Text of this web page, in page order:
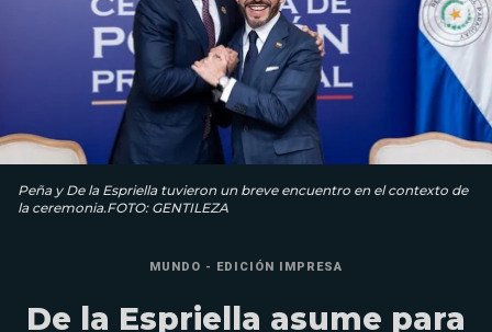
Peña y De la Espriella tuvieron un breve encuentro en el contexto de
la ceremonia.FOTO: GENTILEZA
MUNDO - EDICIÓN IMPRESA
De la Espriella asume para